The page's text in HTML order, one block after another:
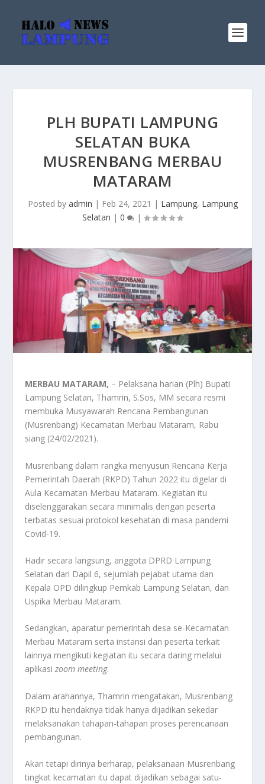
PLH BUPATI LAMPUNG
SELATAN BUKA
MUSRENBANG MERBAU
MATARAM
Posted by admin | Feb 24, 2021 | Lampung, Lampung
Selatan | 0 |
MERBAU MATARAM, – Pelaksana harian (Plh) Bupati
Lampung Selatan, Thamrin, S.Sos, MM secara resmi
membuka Musyawarah Rencana Pembangunan
(Musrenbang) Kecamatan Merbau Mataram, Rabu
siang (24/02/2021).
Musrenbang dalam rangka menyusun Rencana Kerja
Pemerintah Daerah (RKPD) Tahun 2022 itu digelar di
Aula Kecamatan Merbau Mataram. Kegiatan itu
diselenggarakan secara minimalis dengan peserta
terbatas sesuai protokol kesehatan di masa pandemi
Covid-19.
Hadir secara langsung, anggota DPRD Lampung
Selatan dari Dapil 6, sejumlah pejabat utama dan
Kepala OPD dilingkup Pemkab Lampung Selatan, dan
Uspika Merbau Mataram.
Sedangkan, aparatur pemerintah desa se-Kecamatan
Merbau Mataram serta instansi dan peserta terkait
lainnya mengikuti kegiatan itu secara daring melalui
aplikasizoom meeting.
Dalam arahannya, Thamrin mengatakan, Musrenbang
RKPD itu hendaknya tidak hanya dijadikan sekedar
melaksanakan tahapan-tahapan proses perencanaan
pembangunan.
Akan tetapi dirinya berharap, pelaksanaan Musrenbang
tingkat kecamatan itu dapat dijadikan sebagai satu-